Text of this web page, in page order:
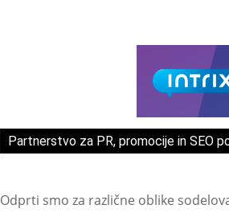
Partnerstvo za PR, promocije in SEO
Odprti smo za različne oblike